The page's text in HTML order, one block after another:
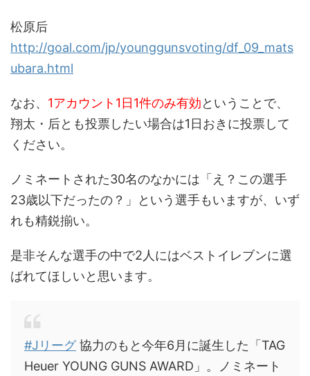
松原后
http://goal.com/jp/younggunsvoting/df_09_mats
ubara.html
なお、 1アカウント1日1件のみ有効ということで、
翔太・后とも投票したい場合は1日おきに投票して
ください。
ノミネートされた30名のなかには「え？この選手
23歳以下だったの？」という選手もいますが、いず
れも精鋭揃い。
是非そんな選手の中で2人にはベストイレブンに選
ばれてほしいと思います。
#Jリーグ協力のもと今年6月に誕生した「TAG
Heuer YOUNG GUNS AWARD」。ノミネート